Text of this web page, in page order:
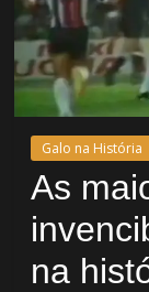
Galo na História
As
na